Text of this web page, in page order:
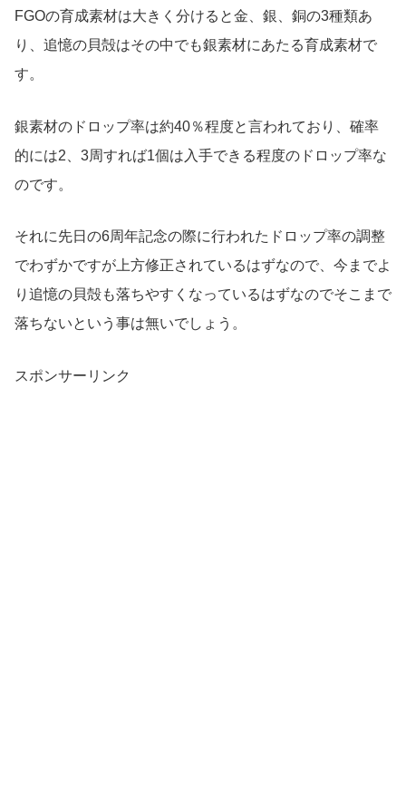
FGOの育成素材は大きく分けると金、銀、銅の3種類あ
り、追憶の貝殻はその中でも銀素材にあたる育成素材で
す。
銀素材のドロップ率は約40％程度と言われており、確率
的には2、3周すれば1個は入手できる程度のドロップ率な
のです。
それに先日の6周年記念の際に行われたドロップ率の調整
でわずかですが上方修正されているはずなので、今までよ
り追憶の貝殻も落ちやすくなっているはずなのでそこまで
落ちないという事は無いでしょう。
スポンサーリンク